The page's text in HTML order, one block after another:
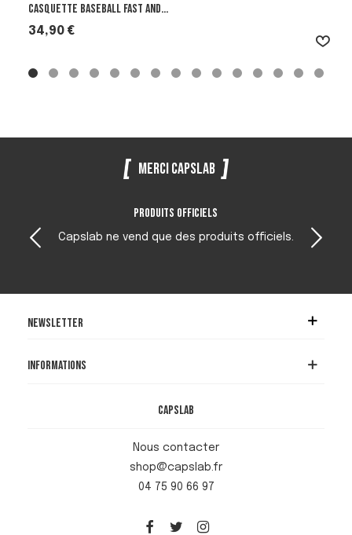
Casquette Baseball Fast And...
Prix
34,90 €
Merci Capslab
Produits officiels
Capslab ne vend que des produits officiels.
Newsletter
Informations
Capslab
Nous contacter
shop@capslab.fr
04 75 90 66 97